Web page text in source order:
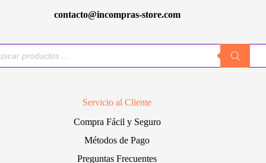
contacto@incompras-store.com
Servicio al Cliente
Compra Fácil y Seguro
Métodos de Pago
Preguntas Frecuentes